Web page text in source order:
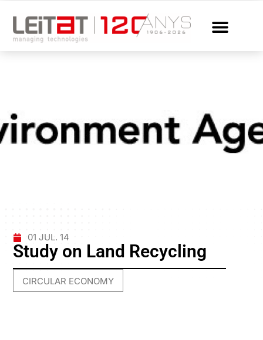
01 JUL. 14
Study on Land Recycling
CIRCULAR ECONOMY